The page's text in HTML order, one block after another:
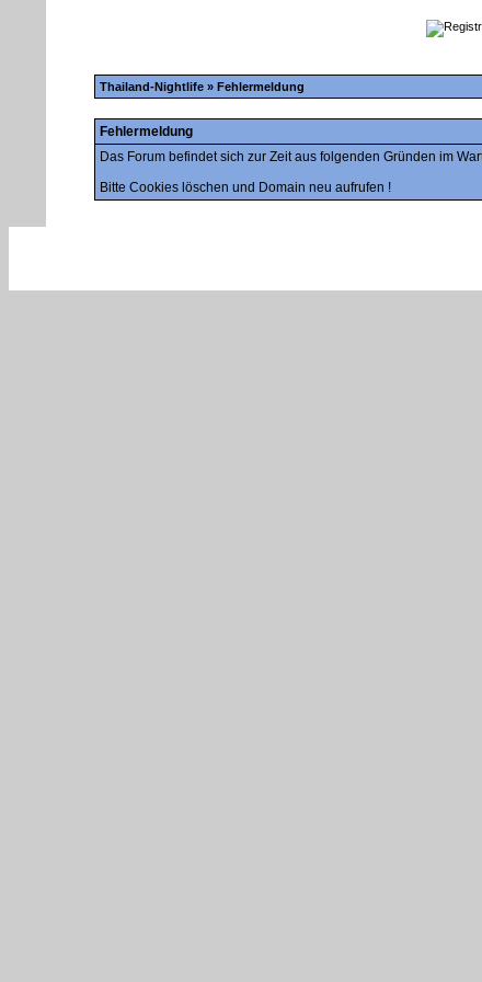
Thailand-Nightlife » Fehlermeldung
Fehlermeldung
Das Forum befindet sich zur Zeit aus folgenden Gründen im
Bitte Cookies löschen und Domain neu aufrufen !